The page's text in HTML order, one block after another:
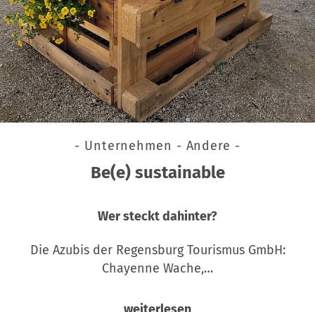
- Unternehmen - Andere -
Be(e) sustainable
Wer steckt dahinter?
Die Azubis der Regensburg Tourismus GmbH:
Chayenne Wache,…